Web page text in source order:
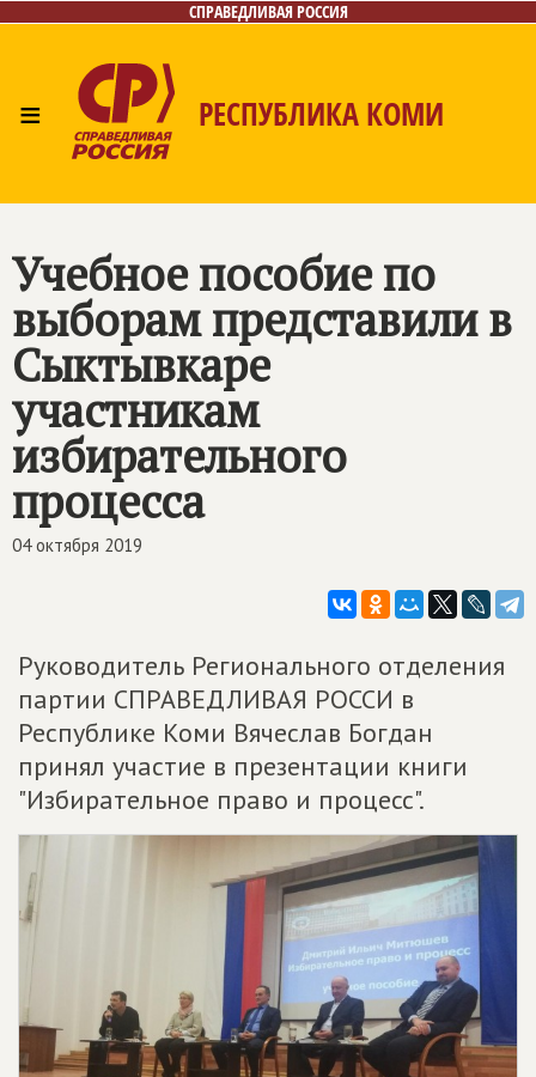
СПРАВЕДЛИВАЯ РОССИЯ
≡ РЕСПУБЛИКА КОМИ
Поиск
Учебное пособие по
выборам представили в
Сыктывкаре
участникам
избирательного
процесса
04 октября 2019
Руководитель Регионального отделения
партии СПРАВЕДЛИВАЯ РОССИ в
Республике Коми Вячеслав Богдан
принял участие в презентации книги
"Избирательное право и процесс".